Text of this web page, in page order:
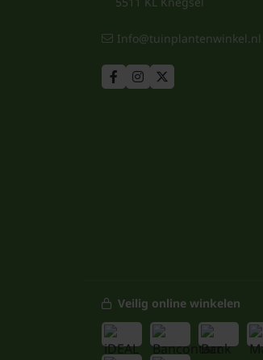
Info@tuinplantenwinkel.nl
Veilig online winkelen